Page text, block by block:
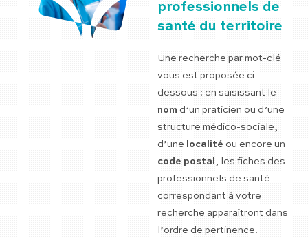
professionnels de
santé du territoire
Une recherche par mot-clé
vous est proposée ci-
dessous : en saisissant le
nom d’un praticien ou d’une
structure médico-sociale,
d’une
localité ou encore un
code postal , les fiches des
professionnels de santé
correspondant à votre
recherche apparaîtront dans
l’ordre de pertinence.